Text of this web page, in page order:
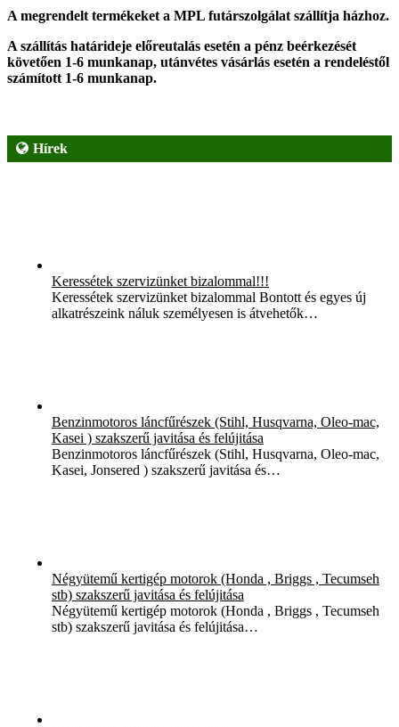
A megrendelt termékeket a MPL futárszolgálat szállítja házhoz.
A szállítás határideje előreutalás esetén a pénz beérkezését
követően 1-6 munkanap, utánvétes vásárlás esetén a rendeléstől
számított 1-6 munkanap.
Hírek
Keressétek szervizünket bizalommal!!!
Keressétek szervizünket bizalommal Bontott és egyes új
alkatrészeink náluk személyesen is átvehetők…
Benzinmotoros láncfűrészek (Stihl, Husqvarna, Oleo-mac,
Kasei ) szakszerű javitása és felújitása
Benzinmotoros láncfűrészek (Stihl, Husqvarna, Oleo-mac,
Kasei, Jonsered ) szakszerű javitása és…
Négyütemű kertigép motorok (Honda , Briggs , Tecumseh
stb) szakszerű javitása és felújitása
Négyütemű kertigép motorok (Honda , Briggs , Tecumseh
stb) szakszerű javitása és felújitása…